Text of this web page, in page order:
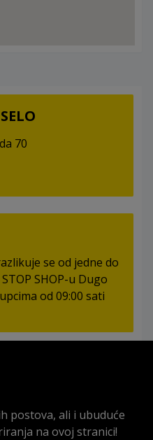
70
se od jedne do
SHOP-u Dugo
od 09:00 sati
postova, ali i ubuduće
na ovoj stranici!